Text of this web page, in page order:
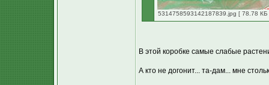
5314758593142187839.jpg [ 78.78
В этой коробке самые слабые
А кто не догонит... та-дам... мне